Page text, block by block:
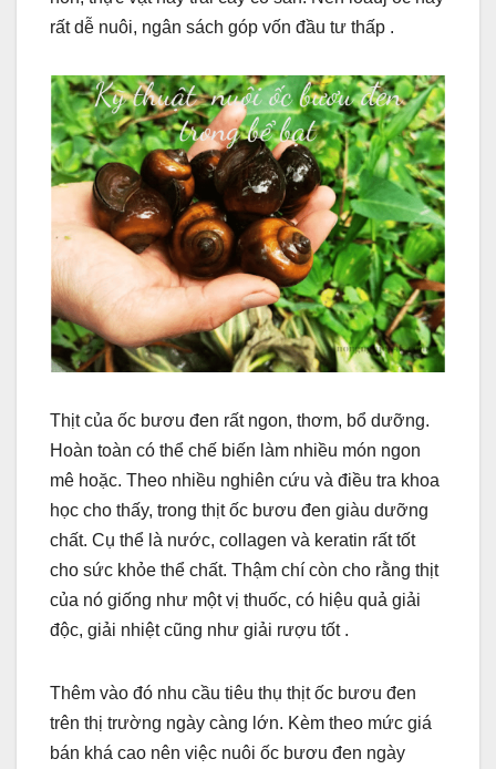
rất dễ nuôi, ngân sách góp vốn đầu tư thấp .
Thịt của ốc bươu đen rất ngon, thơm, bổ dưỡng.
Hoàn toàn có thể chế biến làm nhiều món ngon
mê hoặc. Theo nhiều nghiên cứu và điều tra khoa
học cho thấy, trong thịt ốc bươu đen giàu dưỡng
chất. Cụ thể là nước, collagen và keratin rất tốt
cho sức khỏe thể chất. Thậm chí còn cho rằng thịt
của nó giống như một vị thuốc, có hiệu quả giải
độc, giải nhiệt cũng như giải rượu tốt .
Thêm vào đó nhu cầu tiêu thụ thịt ốc bươu đen
trên thị trường ngày càng lớn. Kèm theo mức giá
bán khá cao nên việc nuôi ốc bươu đen ngày